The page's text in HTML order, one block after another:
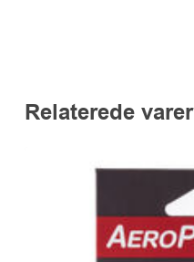
Relaterede varer